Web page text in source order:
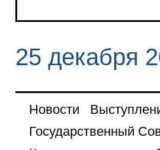
25 декабря
Новости
Государственный